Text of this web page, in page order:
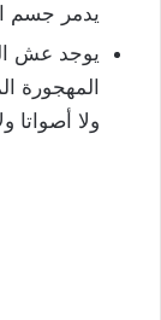
يدمر جسم
يوجد عش
المهجورة
ولا أصواتا